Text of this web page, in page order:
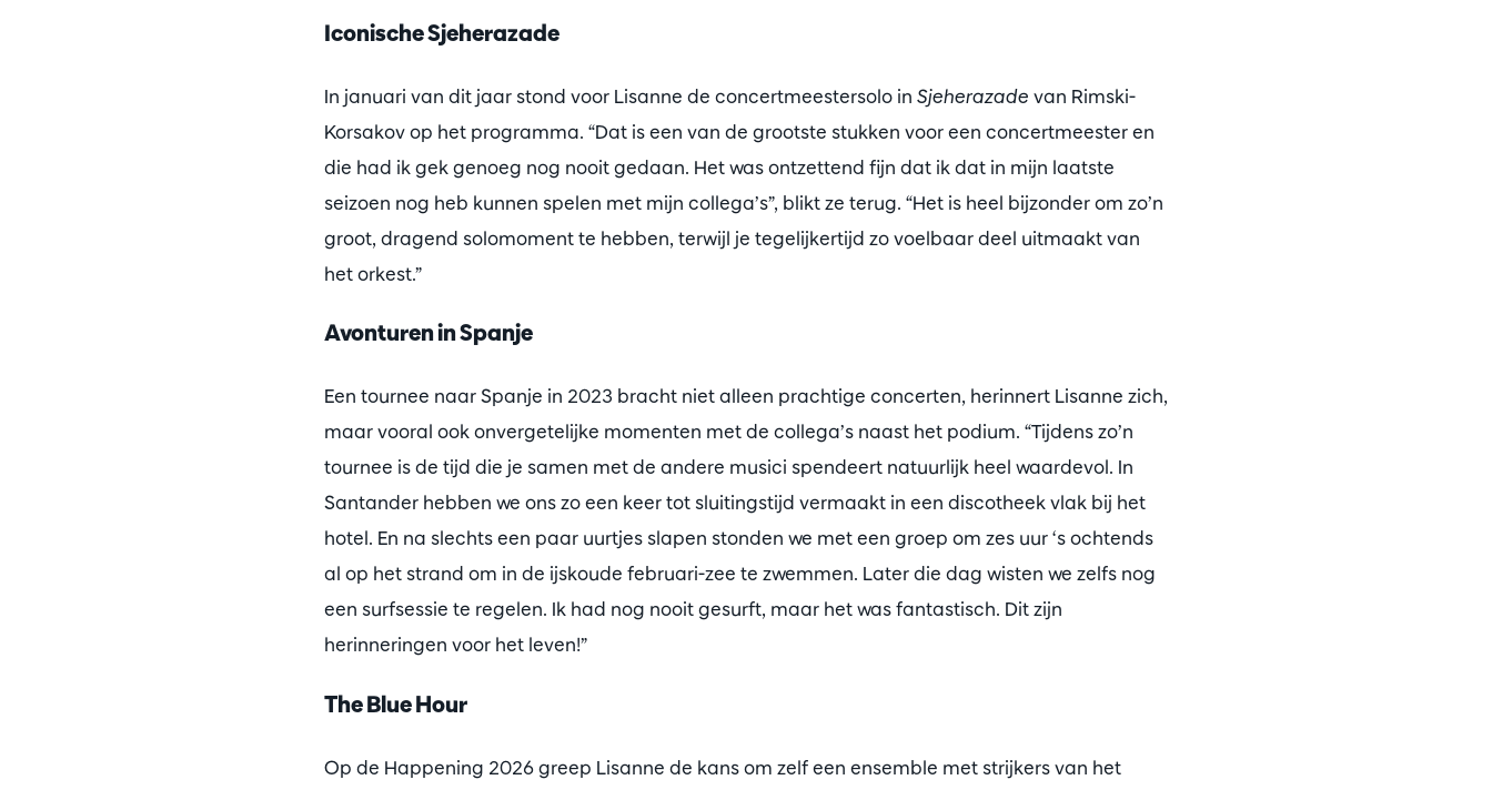
Iconische Sjeherazade
In januari van dit jaar stond voor Lisanne de concertmeestersolo in Sjeherazade van Rimski-
Korsakov op het programma. “Dat is een van de grootste stukken voor een concertmeester en
die had ik gek genoeg nog nooit gedaan. Het was ontzettend fijn dat ik dat in mijn laatste
seizoen nog heb kunnen spelen met mijn collega’s”, blikt ze terug. “Het is heel bijzonder om zo’n
groot, dragend solomoment te hebben, terwijl je tegelijkertijd zo voelbaar deel uitmaakt van
het orkest.”
Avonturen in Spanje
Een tournee naar Spanje in 2023 bracht niet alleen prachtige concerten, herinnert Lisanne zich,
maar vooral ook onvergetelijke momenten met de collega’s naast het podium. “Tijdens zo’n
tournee is de tijd die je samen met de andere musici spendeert natuurlijk heel waardevol. In
Santander hebben we ons zo een keer tot sluitingstijd vermaakt in een discotheek vlak bij het
hotel. En na slechts een paar uurtjes slapen stonden we met een groep om zes uur ‘s ochtends
al op het strand om in de ijskoude februari-zee te zwemmen. Later die dag wisten we zelfs nog
een surfsessie te regelen. Ik had nog nooit gesurft, maar het was fantastisch. Dit zijn
herinneringen voor het leven!”
The Blue Hour
Op de Happening 2026 greep Lisanne de kans om zelf een ensemble met strijkers van het